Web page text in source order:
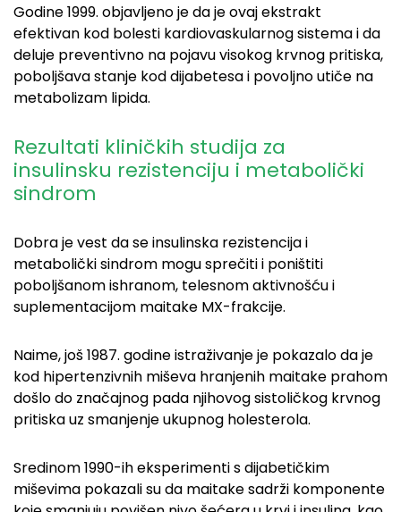
Godine 1999. objavljeno je da je ovaj ekstrakt
efektivan kod bolesti kardiovaskularnog sistema i da
deluje preventivno na pojavu visokog krvnog pritiska,
poboljšava stanje kod dijabetesa i povoljno utiče na
metabolizam lipida.
Rezultati kliničkih studija za
insulinsku rezistenciju i metabolički
sindrom
Dobra je vest da se insulinska rezistencija i
metabolički sindrom mogu sprečiti i poništiti
poboljšanom ishranom, telesnom aktivnošću i
suplementacijom maitake MX-frakcije.
Naime, još 1987. godine istraživanje je pokazalo da je
kod hipertenzivnih miševa hranjenih maitake prahom
došlo do značajnog pada njihovog sistoličkog krvnog
pritiska uz smanjenje ukupnog holesterola.
Sredinom 1990-ih eksperimenti s dijabetičkim
miševima pokazali su da maitake sadrži komponente